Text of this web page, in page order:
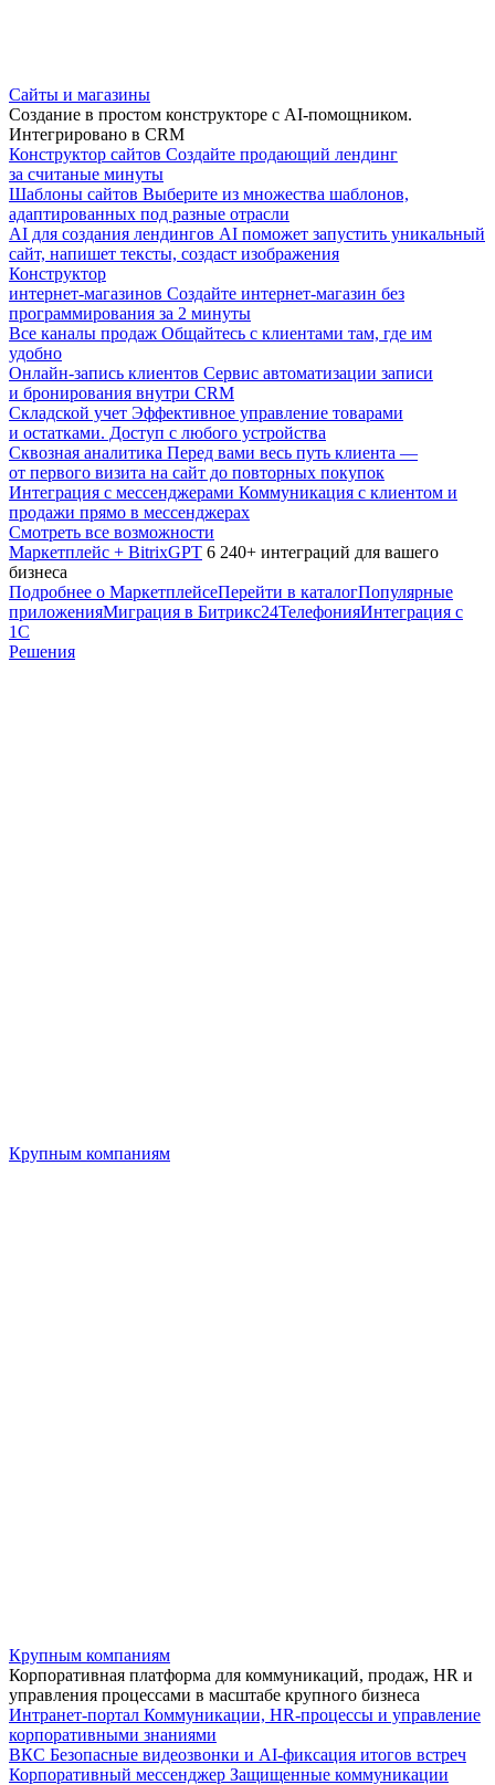
Сайты и магазины
Создание в простом конструкторе с AI-помощником.
Интегрировано в CRM
Конструктор сайтов Создайте продающий лендинг
за считаные минуты
Шаблоны сайтов Выберите из множества шаблонов,
адаптированных под разные отрасли
AI для создания лендингов AI поможет запустить уникальный
сайт, напишет тексты, создаст изображения
Конструктор
интернет-магазинов Создайте интернет-магазин без
программирования за 2 минуты
Все каналы продаж Общайтесь с клиентами там, где им
удобно
Онлайн-запись клиентов Сервис автоматизации записи
и бронирования внутри CRM
Складской учет Эффективное управление товарами
и остатками. Доступ с любого устройства
Сквозная аналитика Перед вами весь путь клиента —
от первого визита на сайт до повторных покупок
Интеграция с мессенджерами Коммуникация с клиентом и
продажи прямо в мессенджерах
Смотреть все возможности
Маркетплейс + BitrixGPT 6 240+ интеграций для вашего
бизнеса
Подробнее о МаркетплейсеПерейти в каталогПопулярные
приложенияМиграция в Битрикс24ТелефонияИнтеграция с
1С
Решения
Крупным компаниям
Крупным компаниям
Корпоративная платформа для коммуникаций, продаж, HR и
управления процессами в масштабе крупного бизнеса
Интранет-портал Коммуникации, HR-процессы и управление
корпоративными знаниями
ВКС Безопасные видеозвонки и AI-фиксация итогов встреч
Корпоративный мессенджер Защищенные коммуникации